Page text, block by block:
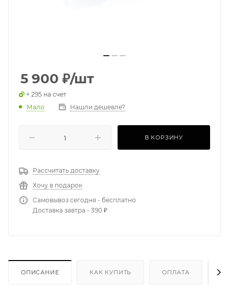
5 900 ₽/шт
+ 295 на счет
Мало
Нашли дешевле?
В КОРЗИНУ
Рассчитать доставку
Хочу в подарок
Самовывоз сегодня - бесплатно
Доставка завтра - 390 ₽
ОПИСАНИЕ КАК КУПИТЬ ОПЛАТА